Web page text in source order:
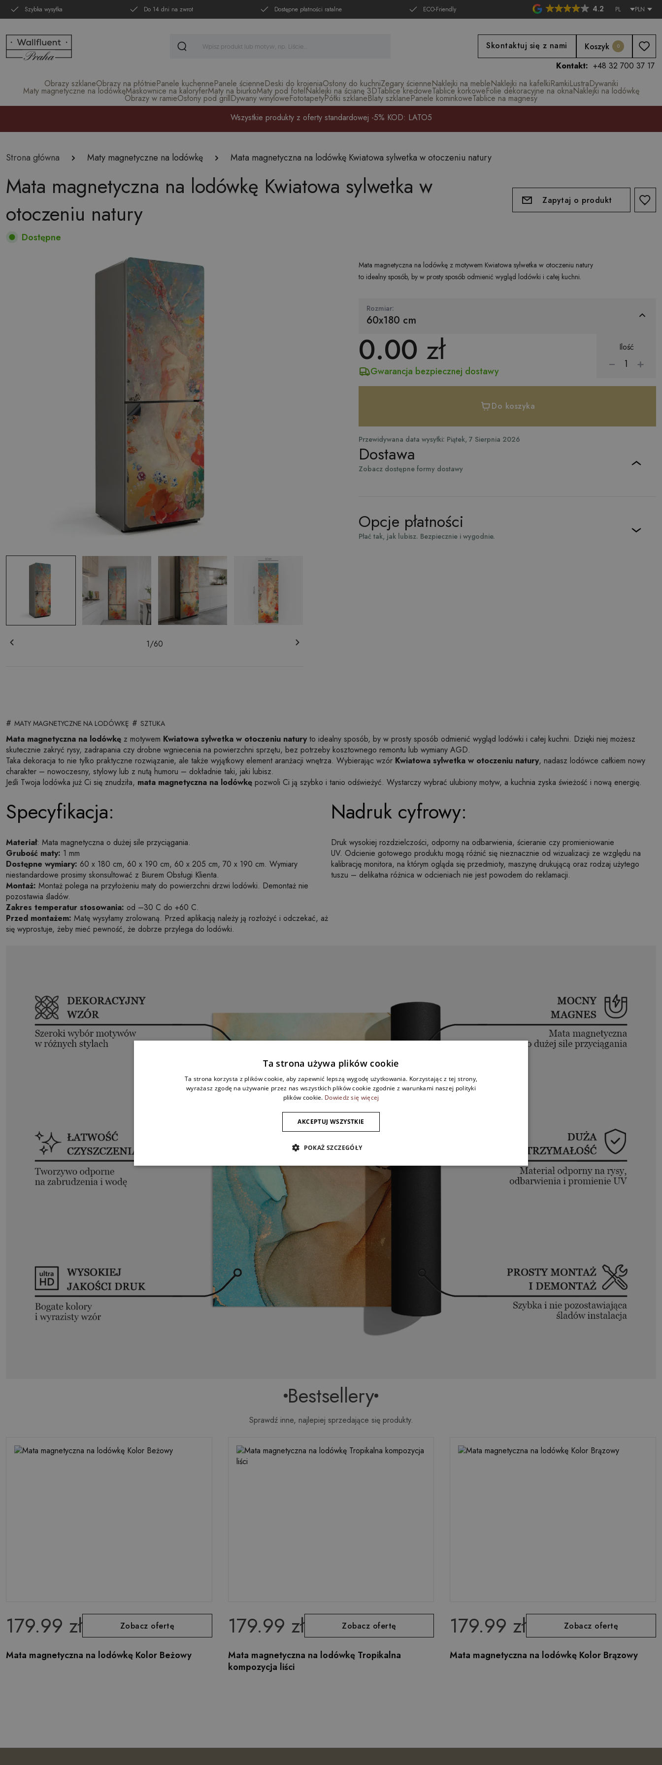
Szybka wysyłka Do 14 dni na zwrot Dostępne płatności ratalne ECO-Friendly 4.2 PL PLN
Skontaktuj się z nami Koszyk 0
Kontakt: +48 32 700 37 17
Obrazy szklaneObrazy na płótniePanele kuchennePanele ścienneDeski do krojeniaOsłony do kuchniZegary ścienneNaklejki na mebleNaklejki na kafelkiRamkiLustraDywaniki
Maty magnetyczne na lodówkęMaskownice na kaloryferMaty na biurkoMaty pod fotelNaklejki na ścianę 3DTablice kredoweTablice korkoweFolie dekoracyjne na oknaNaklejki na lodówkę
Obrazy w ramieOsłony pod grillDywany winyloweFototapetyPółki szklaneBlaty szklanePanele kominkoweTablice na magnesy
Wszystkie produkty z oferty standardowej -5% KOD: LATO5
Strona główna Maty magnetyczne na lodówkę Mata magnetyczna na lodówkę Kwiatowa sylwetka w otoczeniu natury
Mata magnetyczna na lodówkę Kwiatowa sylwetka w
otoczeniu natury
Zapytaj o produkt
Dostępne
1/60
Mata magnetyczna na lodówkę z motywem Kwiatowa sylwetka w otoczeniu natury
to idealny sposób, by w prosty sposób odmienić wygląd lodówki i całej kuchni.
Rozmiar:
60x180 cm
0.00 zł
Gwarancja bezpiecznej dostawy
Ilość
− +
Do koszyka
Przewidywana data wysyłki: Piątek, 7 Sierpnia 2026
Dostawa
Zobacz dostępne formy dostawy
Opcje płatności
Płać tak, jak lubisz. Bezpiecznie i wygodnie.
# MATY MAGNETYCZNE NA LODÓWKĘ # SZTUKA
Mata magnetyczna na lodówkę z motywem Kwiatowa sylwetka w otoczeniu naturyto idealny sposób, by w prosty sposób odmienić wygląd lodówki i całej kuchni. Dzięki niej możesz
skutecznie zakryć rysy, zadrapania czy drobne wgniecenia na powierzchni sprzętu, bez potrzeby kosztownego remontu lub wymiany AGD.
Taka dekoracja to nie tylko praktyczne rozwiązanie, ale także wyjątkowy element aranżacji wnętrza. Wybierając wzór Kwiatowa sylwetka w otoczeniu natury, nadasz lodówce całkiem nowy
charakter – nowoczesny, stylowy lub z nutą humoru – dokładnie taki, jaki lubisz.
Jeśli Twoja lodówka już Ci się znudziła, mata magnetyczna na lodówkę pozwoli Ci ją szybko i tanio odświeżyć. Wystarczy wybrać ulubiony motyw, a kuchnia zyska świeżość i nową energię.
Specyfikacja:
Materiał: Mata magnetyczna o dużej sile przyciągania.
Grubość maty: 1 mm
Dostępne wymiary: 60 x 180 cm, 60 x 190 cm, 60 x 205 cm, 70 x 190 cm. Wymiary
niestandardowe prosimy skonsultować z Biurem Obsługi Klienta.
Montaż: Montaż polega na przyłożeniu maty do powierzchni drzwi lodówki. Demontaż nie
pozostawia śladów.
Zakres temperatur stosowania: od –30 C do +60 C.
Przed montażem: Matę wysyłamy zrolowaną. Przed aplikacją należy ją rozłożyć i odczekać, aż
się wyprostuje, żeby mieć pewność, że dobrze przylega do lodówki.
Nadruk cyfrowy:
Druk wysokiej rozdzielczości, odporny na odbarwienia, ścieranie czy promieniowanie
UV. Odcienie gotowego produktu mogą różnić się nieznacznie od wizualizacji ze względu na
kalibrację monitora, na którym ogląda się przedmioty, maszynę drukującą oraz rodzaj użytego
tuszu – delikatna różnica w odcieniach nie jest powodem do reklamacji.
Bestsellery
Sprawdź inne, najlepiej sprzedające się produkty.
179.99 zł Zobacz ofertę
Mata magnetyczna na lodówkę Kolor Beżowy
179.99 zł Zobacz ofertę
Mata magnetyczna na lodówkę Tropikalna
kompozycja liści
179.99 zł Zobacz ofertę
Mata magnetyczna na lodówkę Kolor Brązowy
Ta strona używa plików cookie
Ta strona korzysta z plików cookie, aby zapewnić lepszą wygodę użytkowania. Korzystając z tej strony,
wyrażasz zgodę na używanie przez nas wszystkich plików cookie zgodnie z warunkami naszej polityki
plików cookie. Dowiedz się więcej
AKCEPTUJ WSZYSTKIE
POKAŻ SZCZEGÓŁY